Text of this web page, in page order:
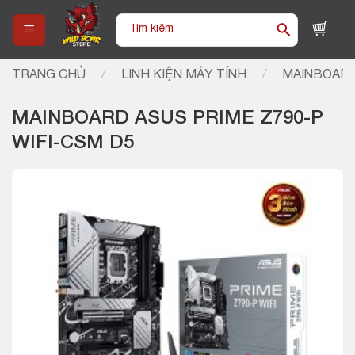
content
Tìm
TRANG CHỦ / LINH KIỆN MÁY TÍNH /
MAINBOARD ASUS PRIME Z790-P
WIFI-CSM D5